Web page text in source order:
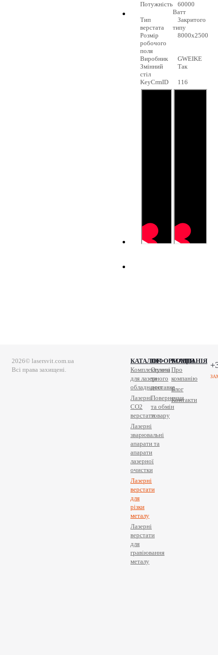
Потужність
60000
Ватт
Тип
верстата
Закритого
типу
Розмір
робочого
поля
8000x2500
Виробник
GWEIKE
Змінний
стіл
Так
KeyCrmID 116
2026© lasersvit.com.ua
Всі права захищені.
КАТАЛОГІНФОРМАЦІЯ
КОМПАНІЯ
Комплектуючі
для лазерного
обладнання
Лазерні
СО2
верстати
Лазерні
зварювальні
апарати та
апарати
лазерної
очистки
Лазерні
верстати
для
різки
металу
Лазерні
верстати
для
гравіювання
металу
Оплата
та
доставка
Повернення
та обмін
товару
Про
компанію
Блог
Контакти